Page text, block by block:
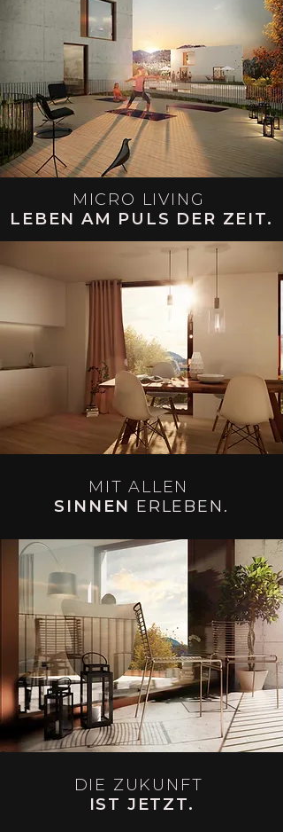
MICRO LIVING
LEBEN AM PULS DER ZEIT.
MIT ALLEN
SINNEN ERLEBEN.
DIE ZUKUNFT
IST JETZT.